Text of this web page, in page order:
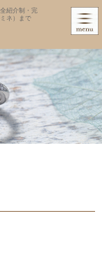
紹介制・完
ネ）まで